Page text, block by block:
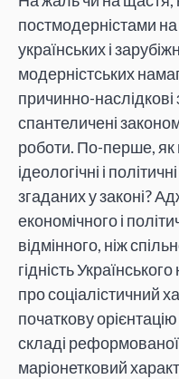
постмодерністами на
українських і
модерністських
причинно-наслідкові
спантеличені
роботи. По-перше, як
ідеологічні і
згаданих у законі?
економічного і
відмінного, ніж
гідність
про соціалістичний
початкову
складі реформованої
маріонетковий